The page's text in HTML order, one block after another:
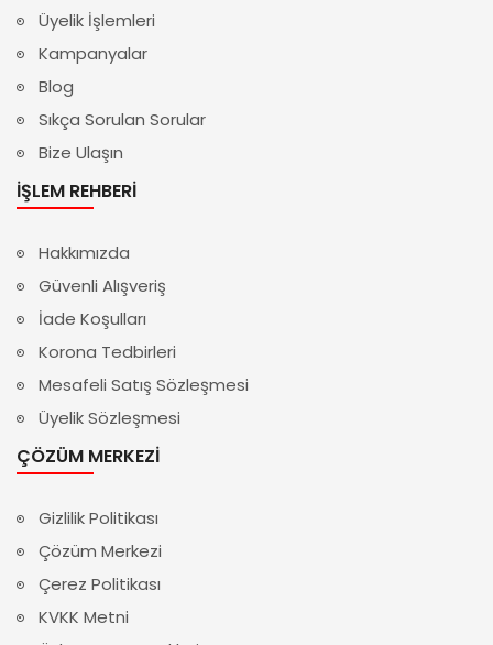
Üyelik İşlemleri
Kampanyalar
Blog
Sıkça Sorulan Sorular
Bize Ulaşın
İŞLEM REHBERI
Hakkımızda
Güvenli Alışveriş
İade Koşulları
Korona Tedbirleri
Mesafeli Satış Sözleşmesi
Üyelik Sözleşmesi
ÇÖZÜM MERKEZI
Gizlilik Politikası
Çözüm Merkezi
Çerez Politikası
KVKK Metni